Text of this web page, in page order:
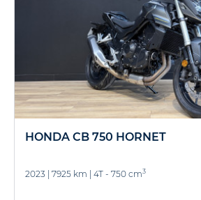
HONDA CB 750 HORNET
2023 | 7925 km | 4T - 750 cm3